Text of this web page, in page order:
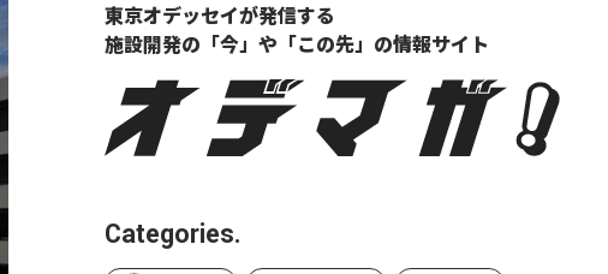
東京オデッセイが発信する
施設開発の「今」や「この先」の情報サイト
Categories.